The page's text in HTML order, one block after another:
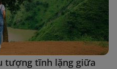
tượng tĩnh lặng giữa